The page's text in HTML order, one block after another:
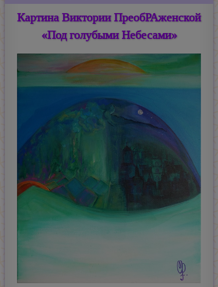
Картина Виктории ПреобРАженской
«Под голубыми Небесами»